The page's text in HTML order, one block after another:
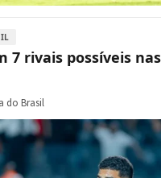
7 rivais possíveis
do Brasil